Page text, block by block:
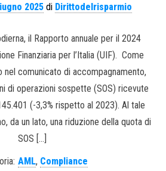
2025di Dirittodelrisparmio
il Rapporto annuale per il 2024
Finanziaria per l’Italia (UIF). Come
comunicato di accompagnamento,
di operazioni sospette (SOS) ricevute
(-3,3% rispetto al 2023). Al tale
da un lato, una riduzione della quota di
SOS […]
AML, Compliance